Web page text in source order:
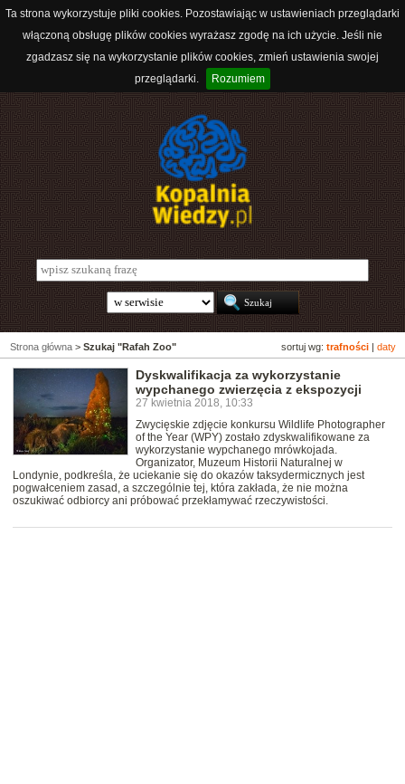
Ta strona wykorzystuje pliki cookies. Pozostawiając w ustawieniach przeglądarki
włączoną obsługę plików cookies wyrażasz zgodę na ich użycie. Jeśli nie
zgadzasz się na wykorzystanie plików cookies, zmień ustawienia swojej
przeglądarki.
Rozumiem
sortuj wg: trafności daty
Strona główna > Szukaj "Rafah Zoo"
Dyskwalifikacja za wykorzystanie
wypchanego zwierzęcia z ekspozycji
27 kwietnia 2018, 10:33
Zwycięskie zdjęcie konkursu Wildlife Photographer
of the Year (WPY) zostało zdyskwalifikowane za
wykorzystanie wypchanego mrówkojada.
Organizator, Muzeum Historii Naturalnej w
Londynie, podkreśla, że uciekanie się do okazów taksydermicznych jest
pogwałceniem zasad, a szczególnie tej, która zakłada, że nie można
oszukiwać odbiorcy ani próbować przekłamywać rzeczywistości.